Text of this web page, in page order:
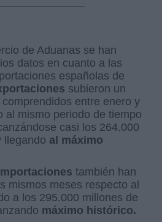
de Aduanas se han
datos en cuanto a las
españolas de
subieron un
entre enero y
al mismo periodo de tiempo
casi los 264.000
llegando al máximo
también han
mismos meses respecto al
a los 295.000 millones de
máximo histórico.